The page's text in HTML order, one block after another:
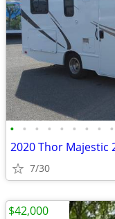
• • • • • • • • •
2020 Thor Majestic
7/30
$42,000